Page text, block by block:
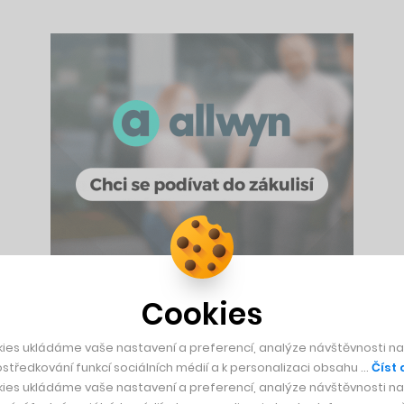
Janáčkova divadla, o několik kroků později, v místě, kde
přitom o lukrativní pozemek přímo za hranicí
Cookies
ukládáme vaše nastavení a preferencí, analýze návštěvnosti
funkcí sociálních médií a k personalizaci obsahu … Číst
ukládáme vaše nastavení a preferencí, analýze návštěvnosti